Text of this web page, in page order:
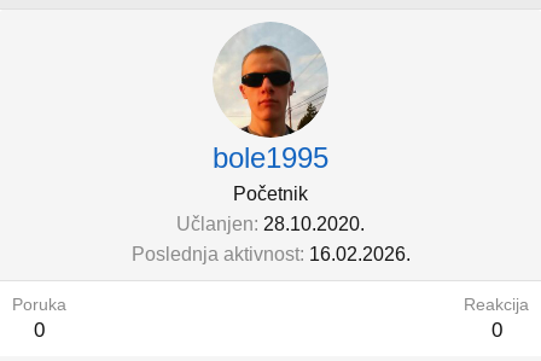
bole1995
Početnik
Učlanjen 28.10.2020.
Poslednja aktivnost 16.02.2026.
Poruka
0
Reakcija
0